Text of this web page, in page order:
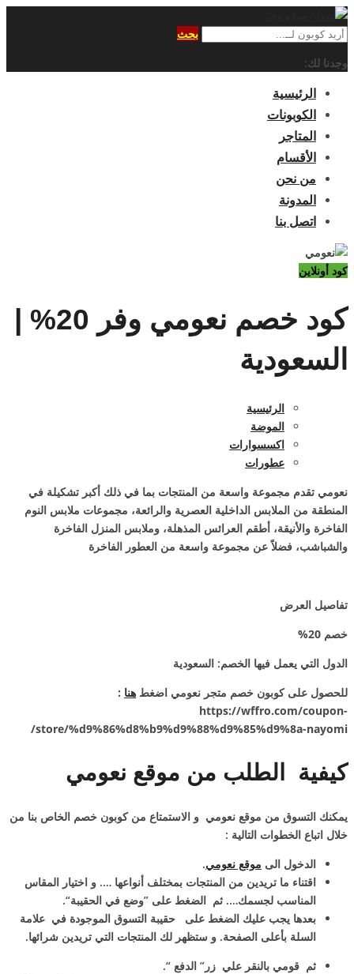
بحث
وجدنا لك:
الرئيسية
الكوبونات
المتاجر
الأقسام
من نحن
المدونة
اتصل بنا
كود أونلاين
كود خصم نعومي وفر 20% |
السعودية
الرئيسية
الموضة
اكسسوارات
عطورات
نعومي تقدم مجموعة واسعة من المنتجات بما في ذلك أكبر تشكيلة في
المنطقة من الملابس الداخلية العصرية والرائعة، مجموعات ملابس النوم
الفاخرة والأنيقة، أطقم العرائس المذهلة، وملابس المنزل الفاخرة
والشباشب، فضلاً عن مجموعة واسعة من العطور الفاخرة
تفاصيل العرض
خصم 20%
الدول التي يعمل فيها الخصم: السعودية
للحصول على كوبون خصم متجر نعومي اضغط هنا :
https://wffro.com/coupon-
store/%d9%86%d8%b9%d9%88%d9%85%d9%8a-nayomi/
كيفية الطلب من موقع نعومي
يمكنك التسوق من موقع نعومي و الاستمتاع من كوبون خصم الخاص بنا من
خلال اتباع الخطوات التالية :
الدخول الى موقع نعومي.
اقتناء ما تريدين من المنتجات بمختلف أنواعها …. و اختيار المقاس
المناسب لجسمك…. ثم الضغط على ”وضع في الحقيبة“.
بعدها يجب عليك الضغط على حقيبة التسوق الموجودة في علامة
السلة بأعلى الصفحة. و ستظهر لك المنتجات التي تريدين شرائها.
ثم قومي بالنقر علي زر” الدفع “.